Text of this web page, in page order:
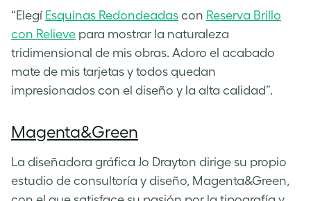
“Elegí Esquinas Redondeadas con Reserva Brillo
con Relieve para mostrar la naturaleza
tridimensional de mis obras. Adoro el acabado
mate de mis tarjetas y todos quedan
impresionados con el diseño y la alta calidad”.
Magenta&Green
La diseñadora gráfica Jo Drayton dirige su propio
estudio de consultoría y diseño, Magenta&Green,